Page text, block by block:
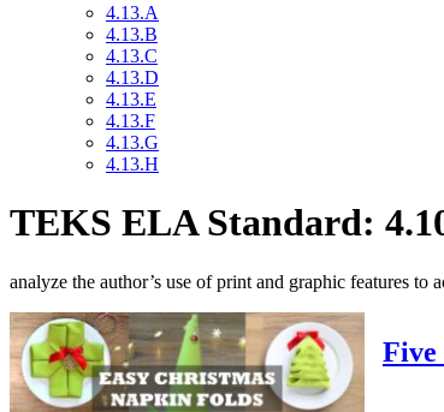
4.13.A
4.13.B
4.13.C
4.13.D
4.13.E
4.13.F
4.13.G
4.13.H
TEKS ELA Standard:
analyze the author’s use of print and graphic features to
Five